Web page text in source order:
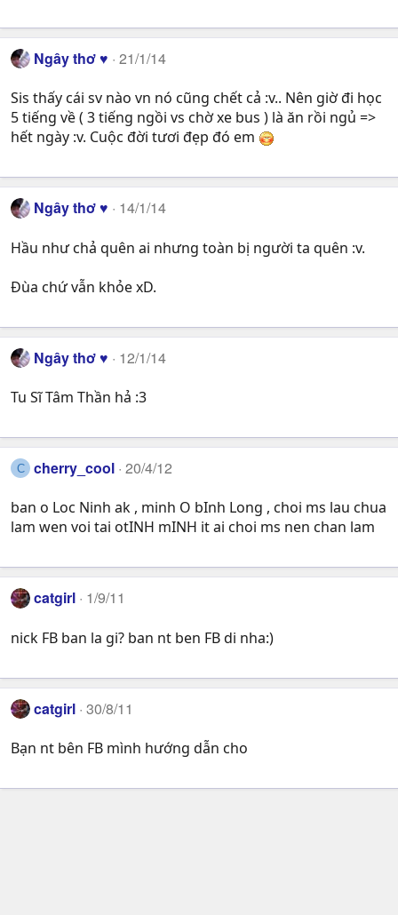
Ngây thơ ♥ 21/1/14
Sis thấy cái sv nào vn nó cũng chết cả :v.. Nên giờ đi học
5 tiếng về ( 3 tiếng ngồi vs chờ xe bus ) là ăn rồi ngủ =>
hết ngày :v. Cuộc đời tươi đẹp đó em
Ngây thơ ♥ 14/1/14
Hầu như chả quên ai nhưng toàn bị người ta quên :v.
Đùa chứ vẫn khỏe xD.
Ngây thơ ♥ 12/1/14
Tu Sĩ Tâm Thần hả :3
C cherry_cool 20/4/12
ban o Loc Ninh ak , minh O bInh Long , choi ms lau chua
lam wen voi tai otINH mINH it ai choi ms nen chan lam
catgirl 1/9/11
nick FB ban la gi? ban nt ben FB di nha:)
catgirl 30/8/11
Bạn nt bên FB mình hướng dẫn cho